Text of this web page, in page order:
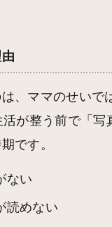
、ママのせいで
が整う前で「写
です。
ない
読めない